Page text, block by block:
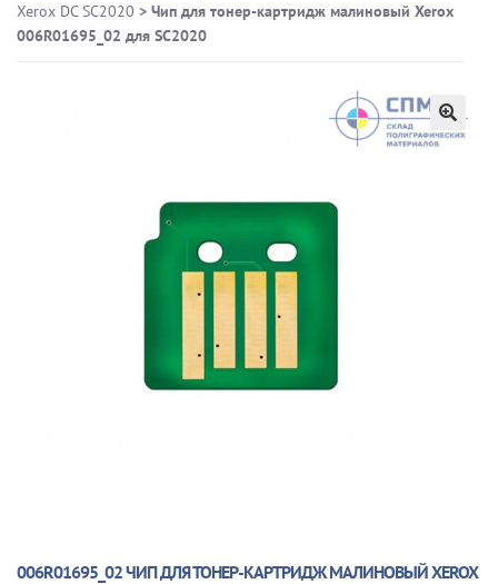
Xerox DC SC2020 > Чип для тонер-картридж малиновый Xerox
006R01695_02 для SC2020
🔍
006R01695_02 ЧИП ДЛЯ ТОНЕР-КАРТРИДЖ МАЛИНОВЫЙ XEROX